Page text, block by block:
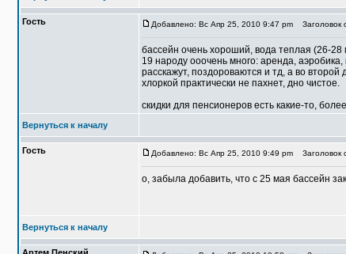
Гость Добавлено: Вс Апр 25, 2010 9:47 pm Заголовок
бассейн очень хороший, вода теплая (26-
19 народу ооочень много: аренда,
расскажут, поздороваются и тд, а во
хлоркой практически не пахнет, дно чистое.
скидки для пенсионеров есть какие-то,
Вернуться к началу
Гость Добавлено: Вс Апр 25, 2010 9:49 pm Заголовок
о, забыла добавить, что с 25 мая бассейн
Вернуться к началу